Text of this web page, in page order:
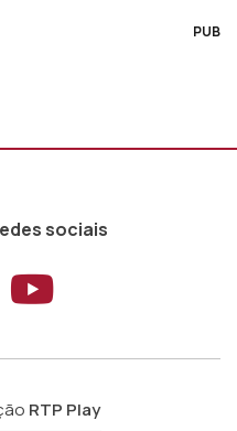
PUB
sociais
ao ao
Aceder
RTP Play